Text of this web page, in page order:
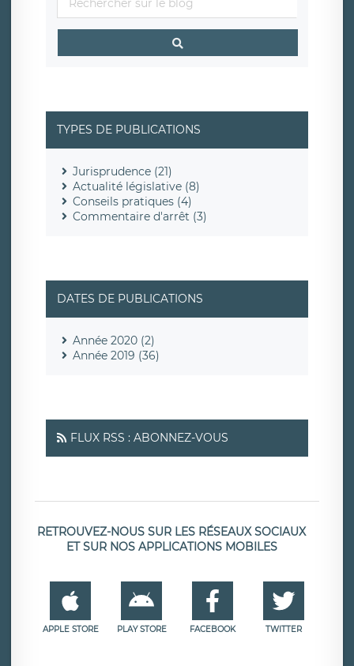
TYPES DE PUBLICATIONS
Jurisprudence (21)
Actualité législative (8)
Conseils pratiques (4)
Commentaire d'arrêt (3)
DATES DE PUBLICATIONS
Année 2020 (2)
Année 2019 (36)
FLUX RSS : ABONNEZ-VOUS
RETROUVEZ-NOUS SUR LES RÉSEAUX SOCIAUX
ET SUR NOS APPLICATIONS MOBILES
APPLE STORE PLAY STORE FACEBOOK TWITTER